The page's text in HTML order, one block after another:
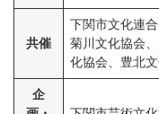
共催
下関市文化連
菊川文化協会
化協会、豊北文
企